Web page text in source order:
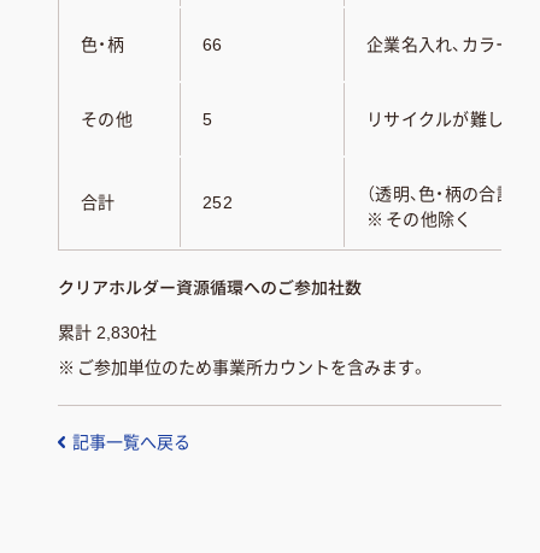
色・柄 66 企業名入れ、カラー、
その他 5 リサイクルが難しいも
合計 252
（透明、色・柄の合計値）
※ その他除く
クリアホルダー資源循環へのご参加社数
累計 2,830社
※ ご参加単位のため事業所カウントを含みます。
記事一覧へ戻る